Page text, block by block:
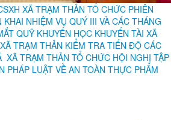
XÃ TRẠM THẢN TỔ CHỨC PHIÊN
NHIỆM VỤ QUÝ III VÀ CÁC THÁNG
QUỸ KHUYẾN HỌC KHUYẾN TÀI XÃ
TRẠM THẢN KIỂM TRA TIẾN ĐỘ CÁC
XÃ TRẠM THẢN TỔ CHỨC HỘI NGHỊ TẬP
PHÁP LUẬT VỀ AN TOÀN THỰC PHẨM